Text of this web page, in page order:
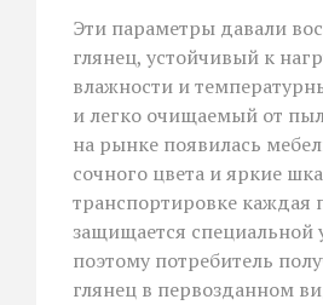
Эти параметры давали
глянец, устойчивый к
влажности и
и легко очищаемый от
на рынке появилась
сочного цвета и яркие
транспортировке каждая
защищается специальной
поэтому потребитель
глянец в первозданном